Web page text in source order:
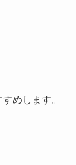
めします。